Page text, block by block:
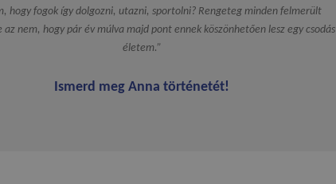
hogy fogok így dolgozni, utazni, sportolni? Rengeteg minden felmerült
az nem, hogy pár év múlva majd pont ennek köszönhetően lesz egy csodás
életem.”
Ismerd meg Anna történetét!